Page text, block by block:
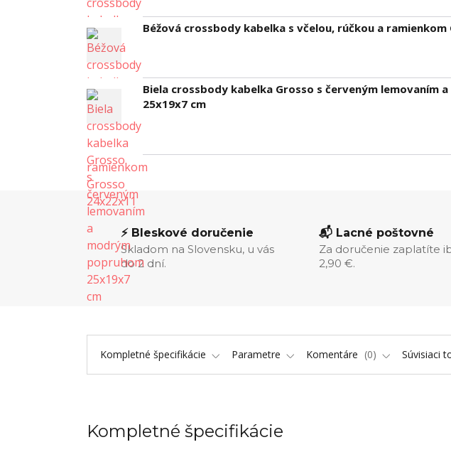
Béžová crossbody kabelka s včelou, rúčkou a ramienkom
Biela crossbody kabelka Grosso s červeným lemovaním
25x19x7 cm
⚡ Bleskové doručenie
Skladom na Slovensku, u vás
do 2 dní.
📬 Lacné poštovné
Za doručenie zaplatíte
2,90 €.
Kompletné špecifikácie Parametre Komentáre 0 Súvisiaci
Kompletné špecifikácie